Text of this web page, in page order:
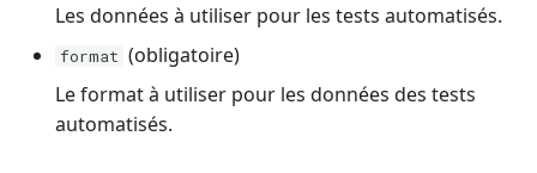
Les données à utiliser pour les tests automatisés.
format (obligatoire)
Le format à utiliser pour les données des tests
automatisés.